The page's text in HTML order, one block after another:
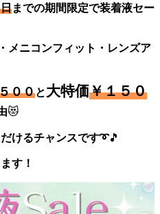
までの期間限定で装着液セー
メニコンフィット・レンズア
００と大特価￥１５０
😻
けるチャンスです➰🎵
す！